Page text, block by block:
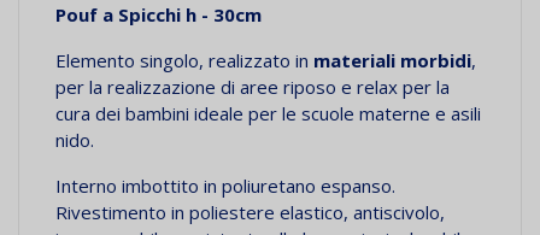
Pouf a Spicchi h - 30cm
Elemento singolo, realizzato in materiali morbidi,
per la realizzazione di aree riposo e relax per la
cura dei bambini ideale per le scuole materne e asili
nido.
Interno imbottito in poliuretano espanso.
Rivestimento in poliestere elastico, antiscivolo,